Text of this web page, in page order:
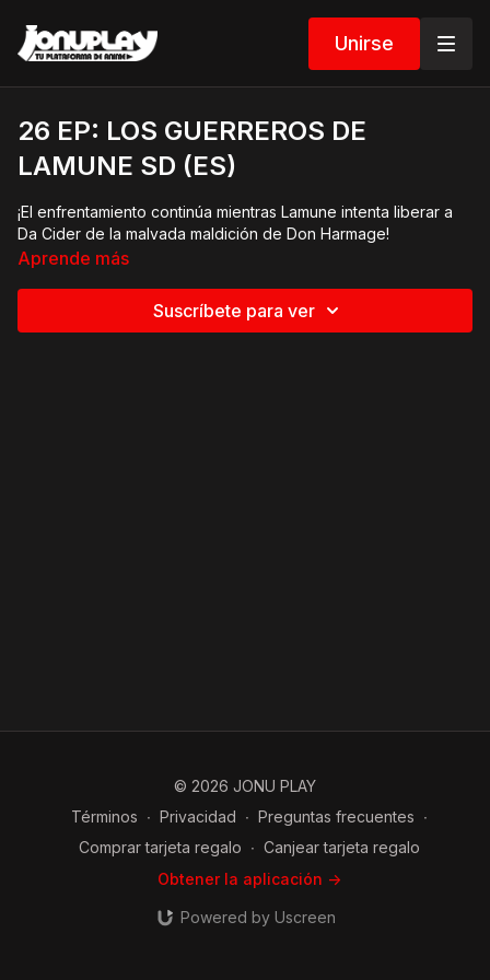
Unirse
26 EP: LOS GUERREROS DE
LAMUNE SD (ES)
¡El enfrentamiento continúa mientras Lamune intenta liberar a
Da Cider de la malvada maldición de Don Harmage!
Aprende más
Suscríbete para ver
© 2026 JONU PLAY
Términos ∙ Privacidad ∙ Preguntas frecuentes ∙
Comprar tarjeta regalo ∙ Canjear tarjeta regalo
Obtener la aplicación ->
Powered by Uscreen